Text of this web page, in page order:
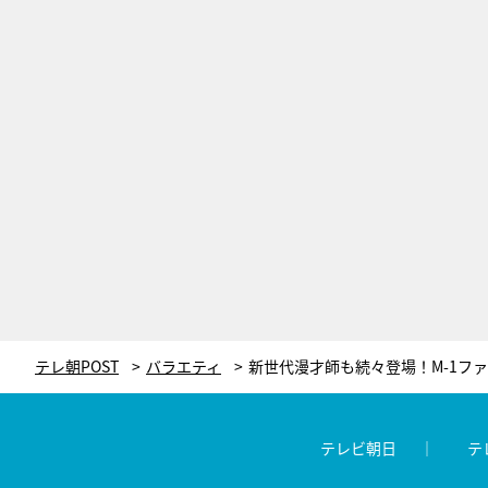
テレ朝POST バラエティ
テレビ朝日 テ